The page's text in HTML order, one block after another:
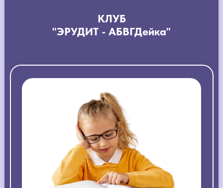
КЛУБ
"ЭРУДИТ - АБВГДейка"